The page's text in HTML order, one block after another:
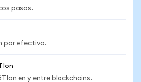
pasos.
por efectivo.
en y entre blockchains.